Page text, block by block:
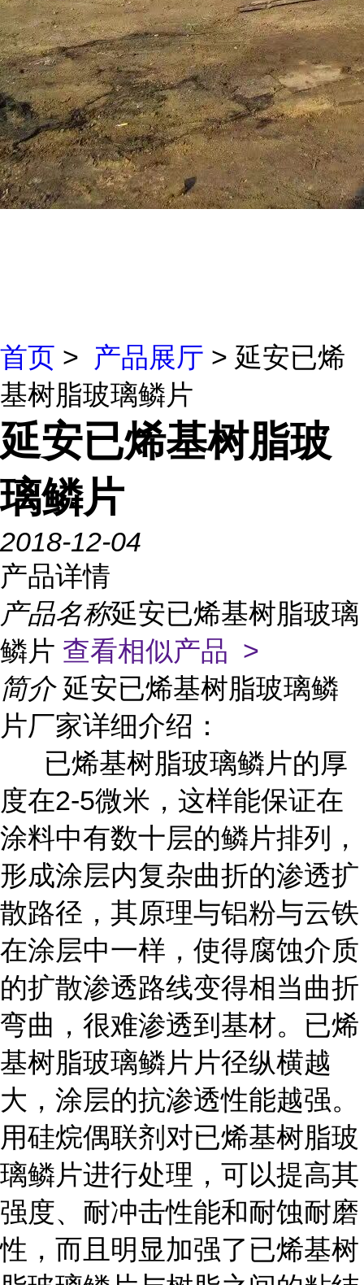
首页 > 产品展厅 > 延安已烯
基树脂玻璃鳞片
延安已烯基树脂玻
璃鳞片
2018-12-04
产品详情
产品名称延安已烯基树脂玻璃
鳞片 查看相似产品 >
简介 延安已烯基树脂玻璃鳞
片厂家详细介绍：
已烯基树脂玻璃鳞片的厚
度在2-5微米，这样能保证在
涂料中有数十层的鳞片排列，
形成涂层内复杂曲折的渗透扩
散路径，其原理与铝粉与云铁
在涂层中一样，使得腐蚀介质
的扩散渗透路线变得相当曲折
弯曲，很难渗透到基材。已烯
基树脂玻璃鳞片片径纵横越
大，涂层的抗渗透性能越强。
用硅烷偶联剂对已烯基树脂玻
璃鳞片进行处理，可以提高其
强度、耐冲击性能和耐蚀耐磨
性，而且明显加强了已烯基树